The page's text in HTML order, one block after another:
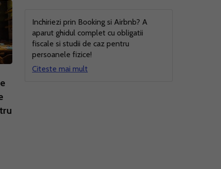
Inchiriezi prin Booking si Airbnb? A
aparut ghidul complet cu obligatii
fiscale si studii de caz pentru
persoanele fizice!
Citeste mai mult